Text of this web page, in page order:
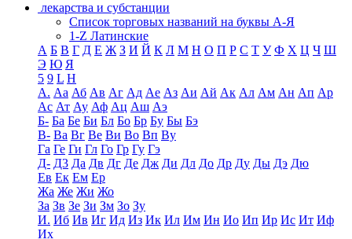
лекарства и субстанции
Список торговых названий на буквы А-Я
1-Z Латинские
А Б В Г Д Е Ж З И Й К Л М Н О П Р С Т У Ф Х Ц Ч Ш
Э Ю Я
5 9 L H
А. Аа Аб Ав Аг Ад Ае Аз Аи Ай Ак Ал Ам Ан Ап Ар
Ас Ат Ау Аф Ац Аш Аэ
Б- Ба Бе Би Бл Бо Бр Бу Бы Бэ
В- Ва Вг Ве Ви Во Вп Ву
Га Ге Ги Гл Го Гр Гу Гэ
Д- Д3 Да Дв Дг Де Дж Ди Дл До Др Ду Ды Дэ Дю
Ев Ек Ем Ер
Жа Же Жи Жо
За Зв Зе Зи Зм Зо Зу
И. Иб Ив Иг Ид Из Ик Ил Им Ин Ио Ип Ир Ис Ит Иф
Их